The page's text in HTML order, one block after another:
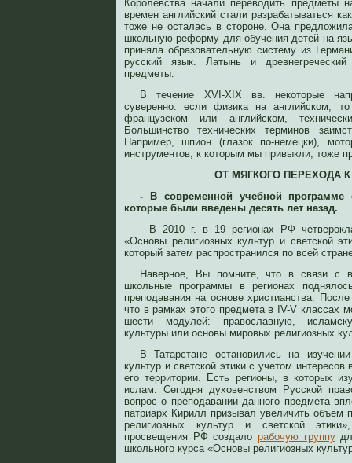
Королевства начали переводить предметы
времен английский стали разрабатываться
тоже не осталась в стороне. Она
школьную реформу для обучения детей на
приняла образовательную систему из
русский язык. Латынь и
предметы.
В течение XVI-XIX вв. некоторые
суверенно: если физика на английском,
французском или английском,
Большинство технических терминов
Например, шпион (глазок по-немецки),
инструментов, к которым мы привыкли, тоже
ОТ МЯГКОГО ПЕРЕХОДА
- В современной учебной программе
которые были введены десять лет назад.
- В 2010 г. в 19 регионах РФ
«Основы религиозных культур и светской
который затем распространился по всей
Наверное, Вы помните, что в связи с
школьные программы в регионах
преподавания на основе христианства.
что в рамках этого предмета в IV-V классах
шести модулей: православную,
культуры или основы мировых религиозных
В Татарстане остановились на
культур и светской этики с учетом
его территории. Есть регионы, в которых
ислам. Сегодня духовенством Русской
вопрос о преподавании данного предмета
патриарх Кирилл призывал увеличить объем
религиозных культур и светской
просвещения РФ создало рабочую группу
школьного курса «Основы религиозных